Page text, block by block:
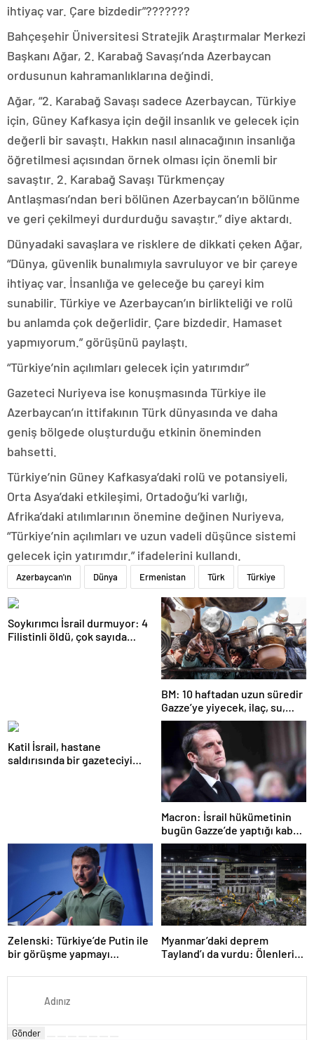
ihtiyaç var. Çare bizdedir”???????
Bahçeşehir Üniversitesi Stratejik Araştırmalar Merkezi
Başkanı Ağar, 2. Karabağ Savaşı’nda Azerbaycan
ordusunun kahramanlıklarına değindi.
Ağar, “2. Karabağ Savaşı sadece Azerbaycan, Türkiye
için, Güney Kafkasya için değil insanlık ve gelecek için
değerli bir savaştı. Hakkın nasıl alınacağının insanlığa
öğretilmesi açısından örnek olması için önemli bir
savaştır. 2. Karabağ Savaşı Türkmençay
Antlaşması’ndan beri bölünen Azerbaycan’ın bölünme
ve geri çekilmeyi durdurduğu savaştır.” diye aktardı.
Dünyadaki savaşlara ve risklere de dikkati çeken Ağar,
“Dünya, güvenlik bunalımıyla savruluyor ve bir çareye
ihtiyaç var. İnsanlığa ve geleceğe bu çareyi kim
sunabilir. Türkiye ve Azerbaycan’ın birlikteliği ve rolü
bu anlamda çok değerlidir. Çare bizdedir. Hamaset
yapmıyorum.” görüşünü paylaştı.
“Türkiye’nin açılımları gelecek için yatırımdır”
Gazeteci Nuriyeva ise konuşmasında Türkiye ile
Azerbaycan’ın ittifakının Türk dünyasında ve daha
geniş bölgede oluşturduğu etkinin öneminden
bahsetti.
Türkiye’nin Güney Kafkasya’daki rolü ve potansiyeli,
Orta Asya’daki etkileşimi, Ortadoğu’ki varlığı,
Afrika’daki atılımlarının önemine değinen Nuriyeva,
“Türkiye’nin açılımları ve uzun vadeli düşünce sistemi
gelecek için yatırımdır.” ifadelerini kullandı.
Azerbaycan'ın Dünya Ermenistan Türk Türkiye
Soykırımcı İsrail durmuyor: 4
Filistinli öldü, çok sayıda
BM: 10 haftadan uzun süredir
Gazze’ye yiyecek, ilaç, su,
çadır girmedi
Katil İsrail, hastane
saldırısında bir gazeteciyi
Macron: İsrail hükümetinin
bugün Gazze’de yaptığı kabul
edilemez
Zelenski: Türkiye’de Putin ile
bir görüşme yapmayı
Myanmar’daki deprem
Tayland’ı da vurdu: Ölenlerin
Gönder